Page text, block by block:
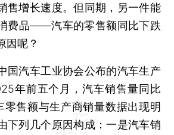
售增长速度。但同期，另一件能
费品——汽车的零售额同比下跌
因呢？
汽车工业协会公布的汽车生产
年前五个月，汽车销售量同比
零售额与生产商销量数据出现明
下列几个原因构成：一是汽车销